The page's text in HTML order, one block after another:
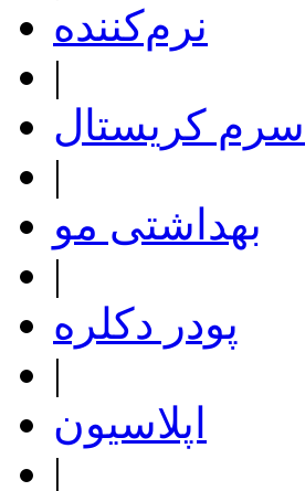
نرم‌کننده
|
سرم کریستال
|
بهداشتی مو
|
پودر دکلره
|
اپلاسیون
|